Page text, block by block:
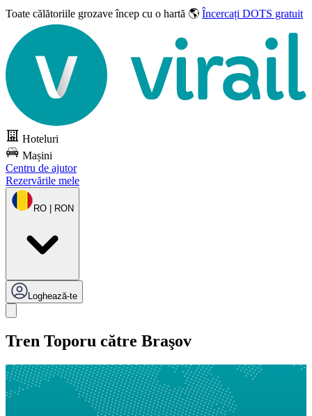
Toate călătoriile grozaveîncep cu o hartă 🌎 Încercați DOTS gratuit
Hoteluri
Mașini
Centru de ajutor
Rezervările mele
RO | RON
Loghează-te
Tren Toporu către Braşov